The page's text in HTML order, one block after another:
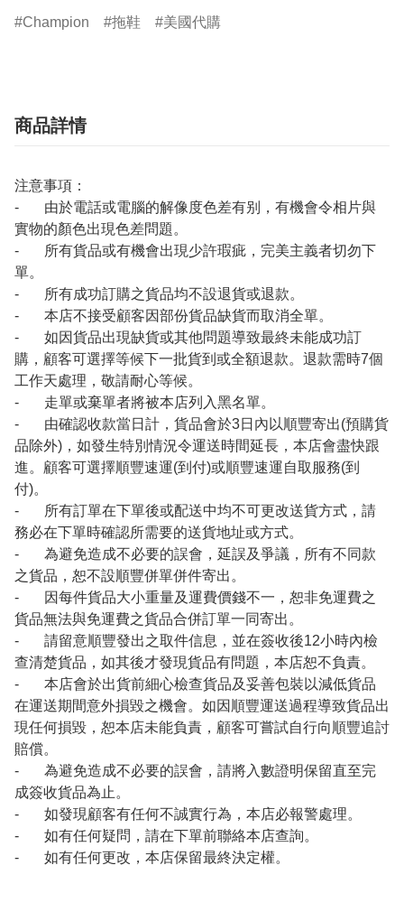
Champion 拖鞋 美國代購
商品詳情
注意事項：
- 由於電話或電腦的解像度色差有别，有機會令相片與
實物的顏色出現色差問題。
- 所有貨品或有機會出現少許瑕疵，完美主義者切勿下
單。
- 所有成功訂購之貨品均不設退貨或退款。
- 本店不接受顧客因部份貨品缺貨而取消全單。
- 如因貨品出現缺貨或其他問題導致最終未能成功訂
購，顧客可選擇等候下一批貨到或全額退款。退款需時7個
工作天處理，敬請耐心等候。
- 走單或棄單者將被本店列入黑名單。
- 由確認收款當日計，貨品會於3日內以順豐寄出(預購貨
品除外)，如發生特別情況令運送時間延長，本店會盡快跟
進。顧客可選擇順豐速運(到付)或順豐速運自取服務(到
付)。
- 所有訂單在下單後或配送中均不可更改送貨方式，請
務必在下單時確認所需要的送貨地址或方式。
- 為避免造成不必要的誤會，延誤及爭議，所有不同款
之貨品，恕不設順豐併單併件寄出。
- 因每件貨品大小重量及運費價錢不一，恕非免運費之
貨品無法與免運費之貨品合併訂單一同寄出。
- 請留意順豐發出之取件信息，並在簽收後12小時內檢
查清楚貨品，如其後才發現貨品有問題，本店恕不負責。
- 本店會於出貨前細心檢查貨品及妥善包裝以減低貨品
在運送期間意外損毀之機會。如因順豐運送過程導致貨品出
現任何損毀，恕本店未能負責，顧客可嘗試自行向順豐追討
賠償。
- 為避免造成不必要的誤會，請將入數證明保留直至完
成簽收貨品為止。
- 如發現顧客有任何不誠實行為，本店必報警處理。
- 如有任何疑問，請在下單前聯絡本店查詢。
- 如有任何更改，本店保留最終決定權。